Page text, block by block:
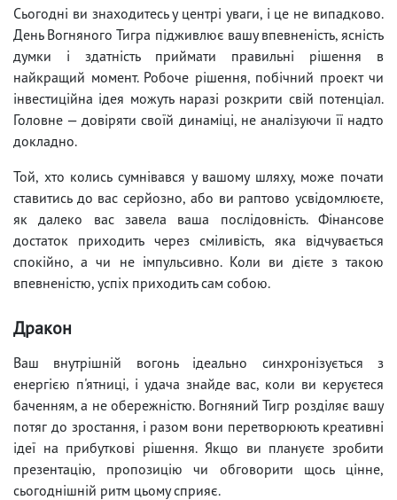
Сьогодні ви знаходитесь у центрі уваги, і це не випадково.
День Вогняного Тигра підживлює вашу впевненість, ясність
думки і здатність приймати правильні рішення в
найкращий момент. Робоче рішення, побічний проект чи
інвестиційна ідея можуть наразі розкрити свій потенціал.
Головне — довіряти своїй динаміці, не аналізуючи її надто
докладно.
Той, хто колись сумнівався у вашому шляху, може почати
ставитись до вас серйозно, або ви раптово усвідомлюєте,
як далеко вас завела ваша послідовність. Фінансове
достаток приходить через сміливість, яка відчувається
спокійно, а чи не імпульсивно. Коли ви дієте з такою
впевненістю, успіх приходить сам собою.
Дракон
Ваш внутрішній вогонь ідеально синхронізується з
енергією п'ятниці, і удача знайде вас, коли ви керуєтеся
баченням, а не обережністю. Вогняний Тигр розділяє вашу
потяг до зростання, і разом вони перетворюють креативні
ідеї на прибуткові рішення. Якщо ви плануєте зробити
презентацію, пропозицію чи обговорити щось цінне,
сьогоднішній ритм цьому сприяє.